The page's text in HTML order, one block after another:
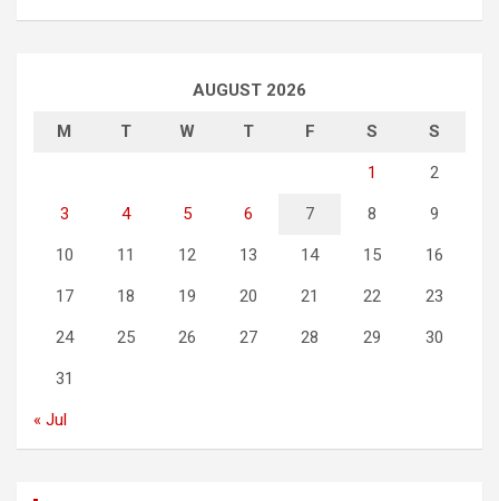
AUGUST 2026
M T W T F S S
1 2
3 4 5 6 7 8 9
10 11 12 13 14 15 16
17 18 19 20 21 22 23
24 25 26 27 28 29 30
31
« Jul